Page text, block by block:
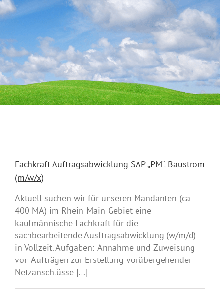
Fachkraft Auftragsabwicklung SAP „PM“, Baustrom
(m/w/x)
Aktuell suchen wir für unseren Mandanten (ca
400 MA) im Rhein-Main-Gebiet eine
kaufmännische Fachkraft für die
sachbearbeitende Ausftragsabwicklung (w/m/d)
in Vollzeit. Aufgaben:-Annahme und Zuweisung
von Aufträgen zur Erstellung vorübergehender
Netzanschlüsse [...]